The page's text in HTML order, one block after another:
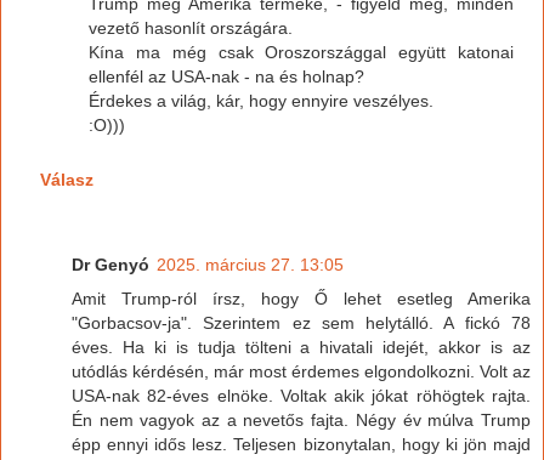
vezető hasonlít országára.
Kína ma még csak Oroszországgal együtt katonai
ellenfél az USA-nak - na és holnap?
Érdekes a világ, kár, hogy ennyire veszélyes.
:O)))
Válasz
Dr Genyó 2025. március 27. 13:05
Amit Trump-ról írsz, hogy Ő lehet esetleg Amerika
"Gorbacsov-ja". Szerintem ez sem helytálló. A fickó 78
éves. Ha ki is tudja tölteni a hivatali idejét, akkor is az
utódlás kérdésén, már most érdemes elgondolkozni. Volt az
USA-nak 82-éves elnöke. Voltak akik jókat röhögtek rajta.
Én nem vagyok az a nevetős fajta. Négy év múlva Trump
épp ennyi idős lesz. Teljesen bizonytalan, hogy ki jön majd